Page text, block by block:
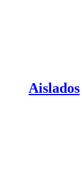
Aislados